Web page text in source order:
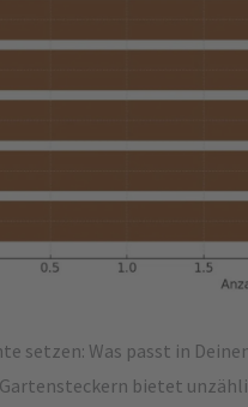
setzen: Was passt in
bietet